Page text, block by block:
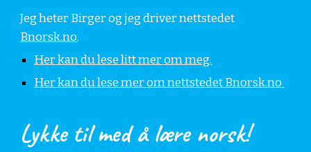
Jeg heter Birger og jeg driver nettstedet
Bnorsk.no.
Her kan du lese litt mer om meg.
Her kan du lese mer om nettstedet Bnorsk.no
Lykke til med å lære norsk!